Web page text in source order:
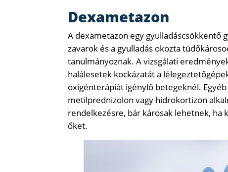
Dexametazon
A dexametazon egy gyulladáscsökkentő
zavarok és a gyulladás okozta
tanulmányoznak. A vizsgálati
halálesetek kockázatát a
oxigénterápiát igénylő betegeknél.
metilprednizolon vagy hidrokortizon
rendelkezésre, bár károsak lehetnek, ha
őket.